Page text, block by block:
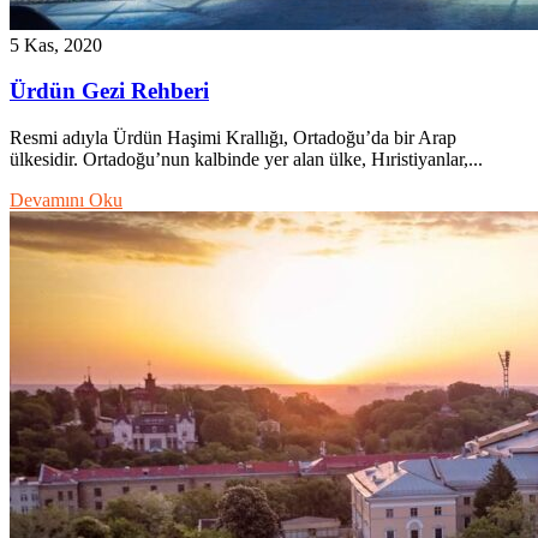
5 Kas, 2020
Ürdün Gezi Rehberi
Resmi adıyla Ürdün Haşimi Krallığı, Ortadoğu’da bir Arap
ülkesidir. Ortadoğu’nun kalbinde yer alan ülke, Hıristiyanlar,...
Devamını Oku